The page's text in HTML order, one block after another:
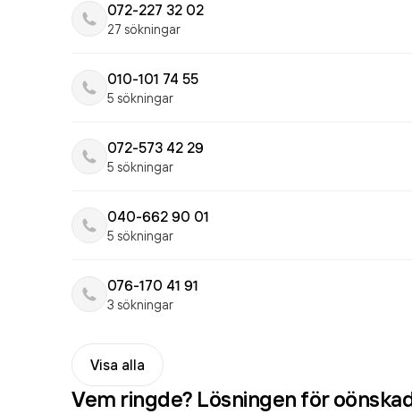
072-227 32 02
27 sökningar
010-101 74 55
5 sökningar
072-573 42 29
5 sökningar
040-662 90 01
5 sökningar
076-170 41 91
3 sökningar
Visa alla
Vem ringde? Lösningen för